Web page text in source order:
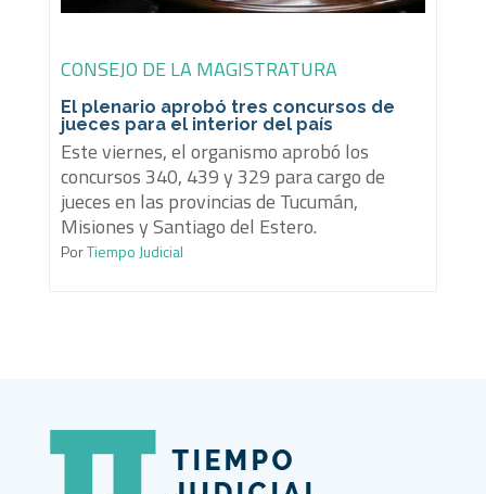
CONSEJO DE LA MAGISTRATURA
El plenario aprobó tres concursos de
jueces para el interior del país
Este viernes, el organismo aprobó los
concursos 340, 439 y 329 para cargo de
jueces en las provincias de Tucumán,
Misiones y Santiago del Estero.
PorTiempo Judicial